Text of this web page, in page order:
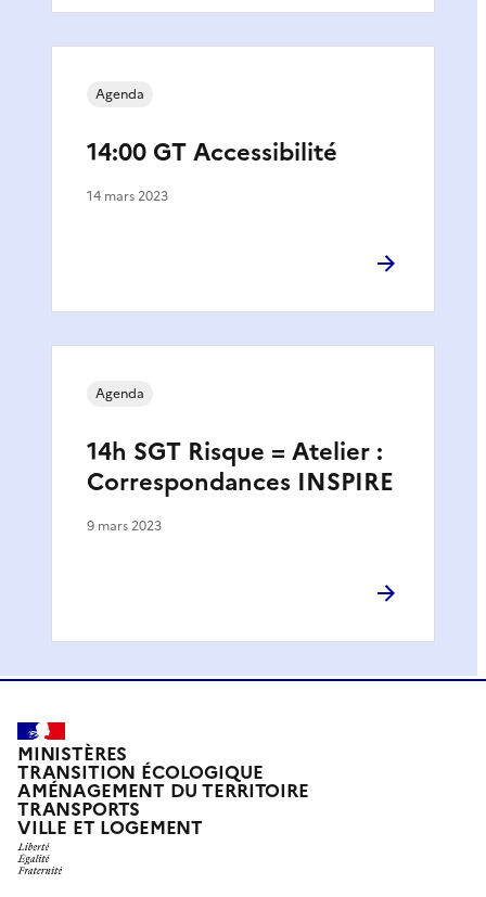
14:00 GT Accessibilité
Agenda
14 mars 2023
14h SGT Risque = Atelier :
Correspondances INSPIRE
Agenda
9 mars 2023
MINISTÈRES
TRANSITION ÉCOLOGIQUE
AMÉNAGEMENT DU TERRITOIRE
TRANSPORTS
VILLE ET LOGEMENT